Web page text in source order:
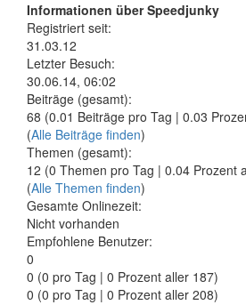
Informationen über Speedjunky
Registriert seit:
31.03.12
Letzter Besuch:
30.06.14, 06:02
Beiträge (gesamt):
68 (0.01 Beiträge pro Tag | 0.03
(Alle Beiträge finden)
Themen (gesamt):
12 (0 Themen pro Tag | 0.04 Prozent
(Alle Themen finden)
Gesamte Onlinezeit:
Nicht vorhanden
Empfohlene Benutzer:
0
0 (0 pro Tag | 0 Prozent aller 187)
0 (0 pro Tag | 0 Prozent aller 208)